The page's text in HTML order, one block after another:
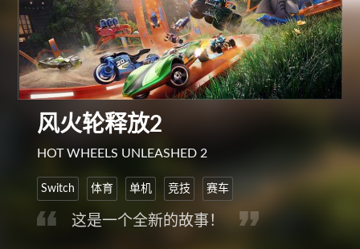
风火轮释放2
HOT WHEELS UNLEASHED 2
Switch 体育 单机 竞技 赛车
这是一个全新的故事！